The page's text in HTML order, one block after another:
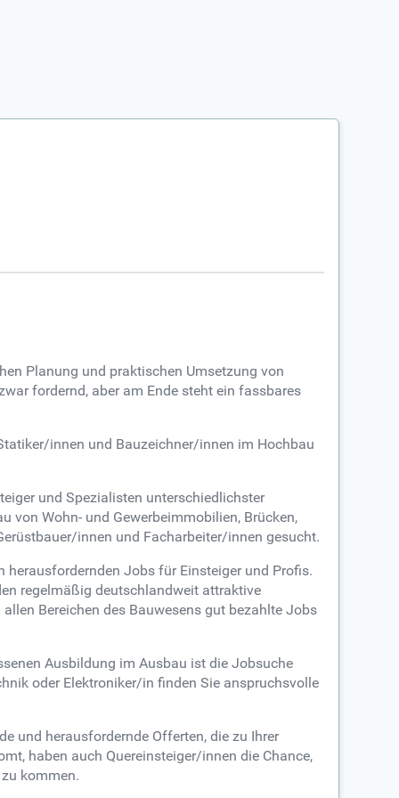
Planung und praktischen Umsetzung von
fordernd, aber am Ende steht ein fassbares
innen und Bauzeichner/innen im Hochbau
und Spezialisten unterschiedlichster
von Wohn- und Gewerbeimmobilien, Brücken,
innen und Facharbeiter/innen gesucht.
herausfordernden Jobs für Einsteiger und Profis.
regelmäßig deutschlandweit attraktive
Bereichen des Bauwesens gut bezahlte Jobs
Ausbildung im Ausbau ist die Jobsuche
oder Elektroniker/in finden Sie anspruchsvolle
und herausfordernde Offerten, die zu Ihrer
haben auch Quereinsteiger/innen die Chance,
kommen.